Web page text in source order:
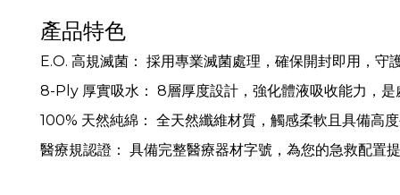
產品特色
E.O. 高規滅菌： 採用專業滅菌處理，確保開封即用，守
8-Ply 厚實吸水： 8層厚度設計，強化體液吸收能力，
100% 天然純綿： 全天然纖維材質，觸感柔軟且具備高
醫療規認證： 具備完整醫療器材字號，為您的急救配置